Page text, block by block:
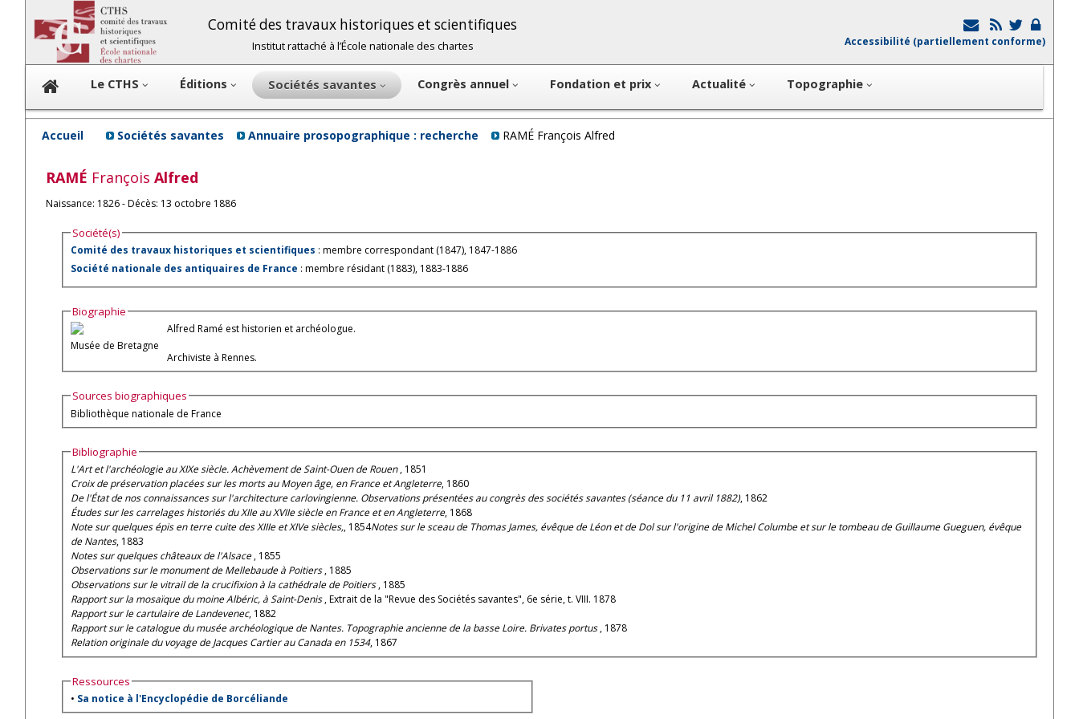
Comité des travaux historiques et scientifiques
Institut rattaché à l’École nationale des chartes Accessibilité (partiellement conforme)
Le CTHS Éditions Sociétés savantes Congrès annuel Fondation et prix Actualité Topographie
Accueil Sociétés savantes Annuaire prosopographique : recherche RAMÉ François Alfred
RAMÉ François Alfred
Naissance: 1826 - Décès: 13 octobre 1886
Société(s)
Comité des travaux historiques et scientifiques : membre correspondant (1847), 1847-1886
Société nationale des antiquaires de France : membre résidant (1883), 1883-1886
Biographie
Musée de Bretagne
Alfred Ramé est historien et archéologue.
Archiviste à Rennes.
Sources biographiques
Bibliothèque nationale de France
Bibliographie
L'Art et l'archéologie au XIXe siècle. Achèvement de Saint-Ouen de Rouen, 1851
Croix de préservation placées sur les morts au Moyen âge, en France et Angleterre, 1860
De l'État de nos connaissances sur l'architecture carlovingienne. Observations présentées au congrès des sociétés savantes (séance du 11 avril 1882), 1862
Études sur les carrelages historiés du XIIe au XVIIe siècle en France et en Angleterre, 1868
Note sur quelques épis en terre cuite des XIIIe et XIVe siècles,, 1854Notes sur le sceau de Thomas James, évêque de Léon et de Dol sur l'origine de Michel Columbe et sur le tombeau de Guillaume Gueguen, évêque
de Nantes, 1883
Notes sur quelques châteaux de l'Alsace, 1855
Observations sur le monument de Mellebaude à Poitiers, 1885
Observations sur le vitrail de la crucifixion à la cathédrale de Poitiers, 1885
Rapport sur la mosaïque du moine Albéric, à Saint-Denis , Extrait de la "Revue des Sociétés savantes", 6e série, t. VIII. 1878
Rapport sur le cartulaire de Landevenec, 1882
Rapport sur le catalogue du musée archéologique de Nantes. Topographie ancienne de la basse Loire. Brivates portus, 1878
Relation originale du voyage de Jacques Cartier au Canada en 1534, 1867
Ressources
• Sa notice à l'Encyclopédie de Borcéliande